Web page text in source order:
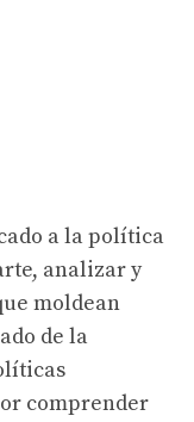
a la política
analizar y
moldean
de la
comprender